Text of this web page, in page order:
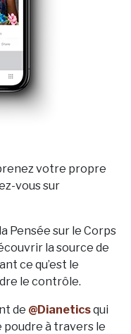
votre propre
vous sur
Pensée sur le Corps
la source de
ce qu’est le
le contrôle.
de @Dianeticsqui
poudre à travers le